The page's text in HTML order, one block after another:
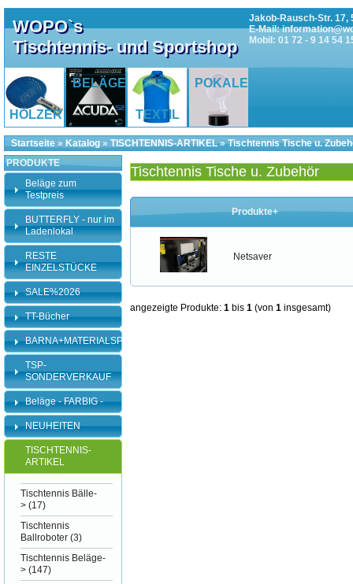
WOPO`s
Tischtennis- und Sportshop
Jakob-Rausch-Str. 17,
E-Mail:
Mobil: 01 72 - 9 14 54
HÖLZER
BELÄGE
TEXTIL
POKALE
Startseite » Katalog » TISCHTENNIS-ARTIKEL»Tischtennis Tische u.
Tischtennis Tische u. Zubehör
Produkte+
Netsaver
angezeigte Produkte: 1 bis 1 (von 1 insgesamt)
PRODUKTE
Beläge zum
Testpreis
BUTTERFLY - nur im
Ladenlokal
RESTE
EINZELSTÜCKE
SALE%2026
TT-Bücher
BARNA+MATERIALSPEZI
TSP-
SONDERVERKAUF
Beläge - FARBIG -
NEUHEITEN
TISCHTENNIS-
ARTIKEL
Tischtennis Bälle-
> (17)
Tischtennis
Ballroboter (3)
Tischtennis Beläge-
> (147)